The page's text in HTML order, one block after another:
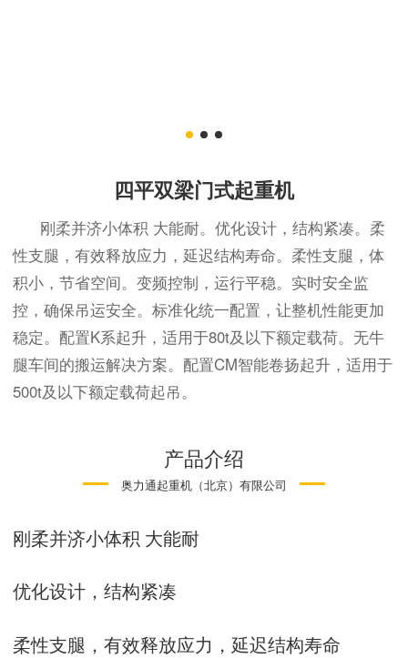
四平双梁门式起重机
刚柔并济小体积 大能耐。优化设计，结构紧凑。柔
性支腿，有效释放应力，延迟结构寿命。柔性支腿，体
积小，节省空间。变频控制，运行平稳。实时安全监
控，确保吊运安全。标准化统一配置，让整机性能更加
稳定。配置K系起升，适用于80t及以下额定载荷。无牛
腿车间的搬运解决方案。配置CM智能卷扬起升，适用于
500t及以下额定载荷起吊。
产品介绍
奥力通起重机（北京）有限公司
刚柔并济小体积 大能耐
优化设计，结构紧凑
柔性支腿，有效释放应力，延迟结构寿命